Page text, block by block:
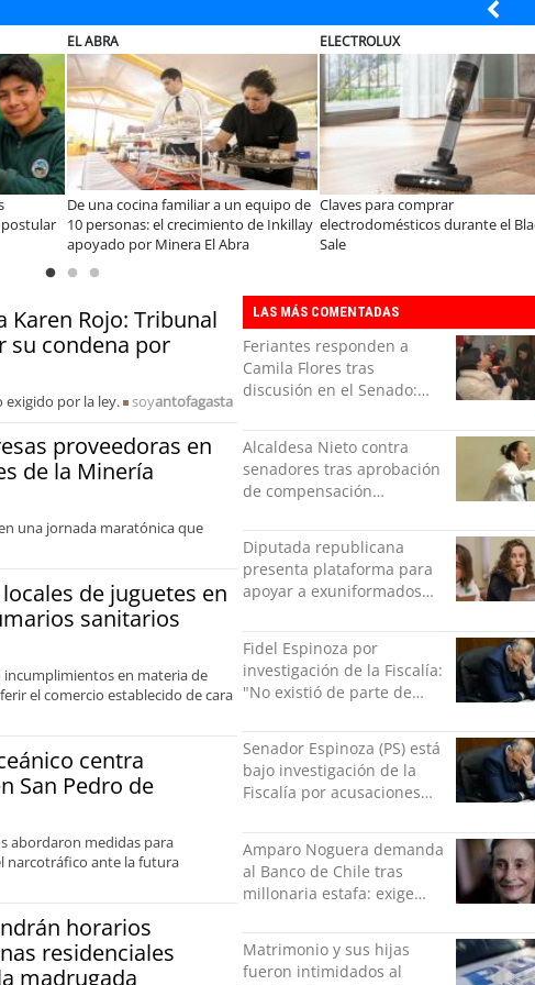
Karin:
que el desafío es
cultural en las
¿Qué buscan hoy las familias en la
tecnología para el hogar?
JAC SUNRAY
JAC renueva el Sunray
en el minibús con la
Karen Rojo: Tribunal
su condena por
por la ley. soyantofagasta
proveedoras en
de la Minería
una jornada maratónica que
de juguetes en
sanitarios
incumplimientos en materia de
el comercio establecido de cara
centra
San Pedro de
abordaron medidas para
narcotráfico ante la futura
horarios
residenciales
madrugada
LAS MÁS COMENTADAS
Feriantes responden a
Camila Flores tras
discusión en el Senado:
orgullo”
Alcaldesa Nieto contra
senadores tras aprobación
de compensación
indolente"
Diputada republicana
presenta plataforma para
apoyar a exuniformados
social
Fidel Espinoza por
investigación de la Fiscalía:
"No existió de parte de
violencia física ni verbal"
Senador Espinoza (PS) está
bajo investigación de la
Fiscalía por acusaciones
su pareja
Amparo Noguera demanda
al Banco de Chile tras
millonaria estafa: exige
Matrimonio y sus hijas
fueron intimidados al